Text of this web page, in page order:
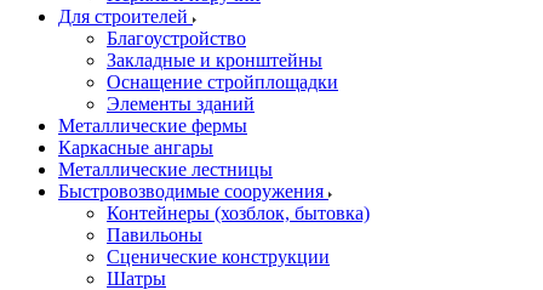
Для строителей
Благоустройство
Закладные и кронштейны
Оснащение стройплощадки
Элементы зданий
Металлические фермы
Каркасные ангары
Металлические лестницы
Быстровозводимые сооружения
Контейнеры (хозблок, бытовка)
Павильоны
Сценические конструкции
Шатры